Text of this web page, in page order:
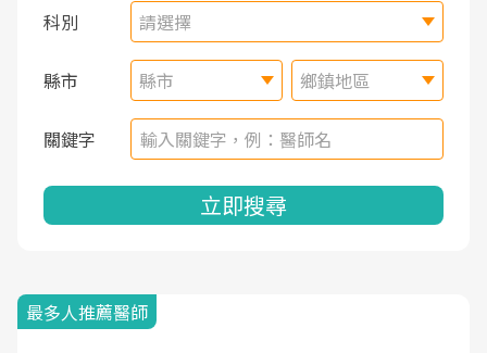
科別 請選擇
縣市 縣市 鄉鎮地區
關鍵字
立即搜尋
最多人推薦醫師